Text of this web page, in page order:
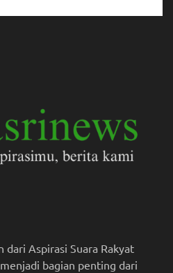
dari Aspirasi Suara Rakyat
bagian penting dari